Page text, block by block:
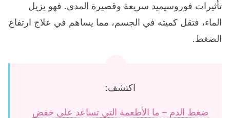
تأثيرات فوروسيميد سريعة وقصيرة المدى. فهو يزيل
الماء، فتقل كميته في الجسم، مما يساهم في علاج ارتفاع
الضغط.
اكتشف:
ضغط الدم – ما الأطعمة التي تساعد على خفض